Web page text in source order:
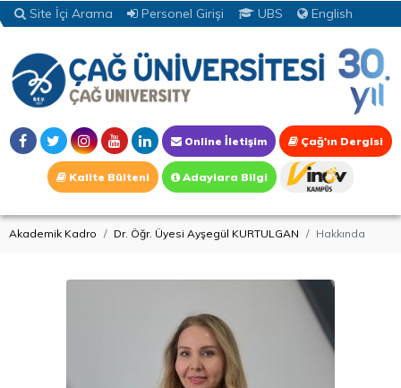
Site İçi Arama Personel Girişi UBS English
Online İletişim Çağ'ın Dergisi
Kalite Bülteni Adaylara Bilgi
Akademik Kadro Dr. Öğr. Üyesi Ayşegül KURTULGAN Hakkında